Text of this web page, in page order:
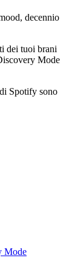
decennio
dei tuoi brani
Mode
Spotify sono
Mode